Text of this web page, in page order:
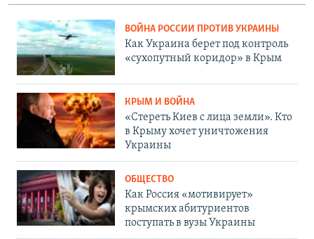
ВОЙНА РОССИИ ПРОТИВ УКРАИНЫ
Как Украина берет под контроль
«сухопутный коридор» в Крым
КРЫМ И ВОЙНА
«Стереть Киев с лица земли». Кто
в Крыму хочет уничтожения
Украины
ОБЩЕСТВО
Как Россия «мотивирует»
крымских абитуриентов
поступать в вузы Украины